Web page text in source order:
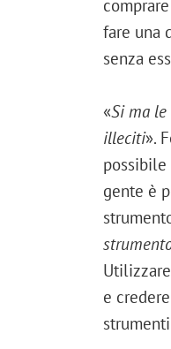
fare una
senza
«Si ma
illeciti».
gente è
e